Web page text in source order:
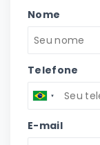
Nome
Telefone
E-mail